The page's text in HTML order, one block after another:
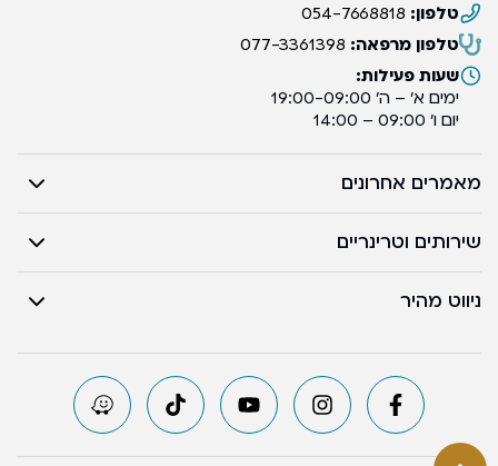
טלפון: 054-7668818
טלפון מרפאה: 077-3361398
שעות פעילות:
ימים א’ – ה’ 19:00-09:00
יום ו’ 09:00 – 14:00
מאמרים אחרונים
שירותים וטרינריים
ניווט מהיר